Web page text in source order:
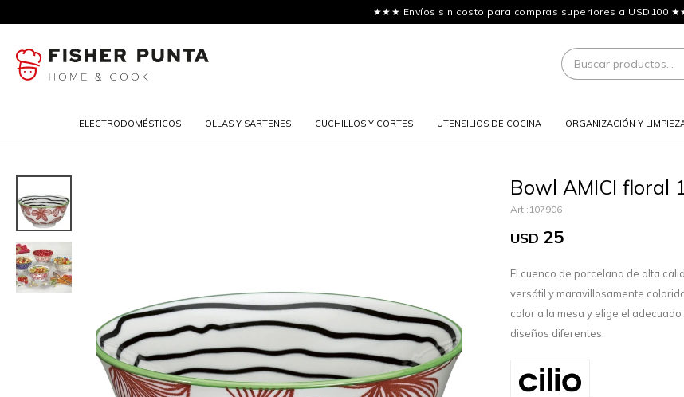
★★★ Envíos sin costo para compras superiores a USD100
ELECTRODOMÉSTICOS OLLAS Y SARTENES CUCHILLOS Y CORTES UTENSILIOS DE COCINA ORGANIZACIÓN Y
Bowl AMICI floral
107906
USD 25
El cuenco de porcelana de alta
versátil y maravillosamente
color a la mesa y elige el
diseños diferentes.